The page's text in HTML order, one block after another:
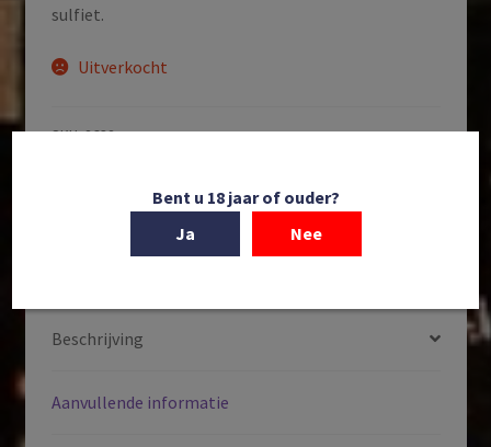
sulfiet.
Uitverkocht
SKU:2632
Côte de Nuits,Domaine Sylvain Pataille,Frankrijk
Witte wijn
Beschrijving
Aanvullende informatie
Bent u 18 jaar of ouder?
Ja
Nee